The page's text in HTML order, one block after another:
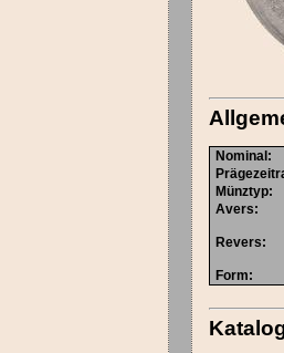
Nominal :
Münztyp:
Avers:
Revers:
Form: